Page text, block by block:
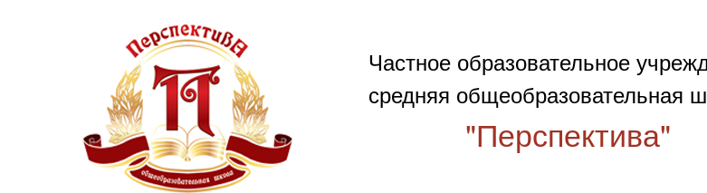
Частное образовательное
средняя общеобразовательная
"Перспектива"